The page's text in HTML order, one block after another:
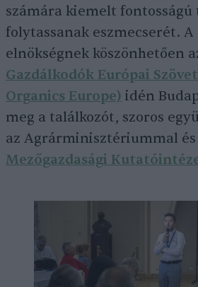
számára kiemelt
folytassanak eszmecserét. A
elnökségnek köszönhetően
Gazdálkodók Európai
Organics Europe) idén
meg a találkozót, szoros
az Agrárminisztériummal és
Mezőgazdasági